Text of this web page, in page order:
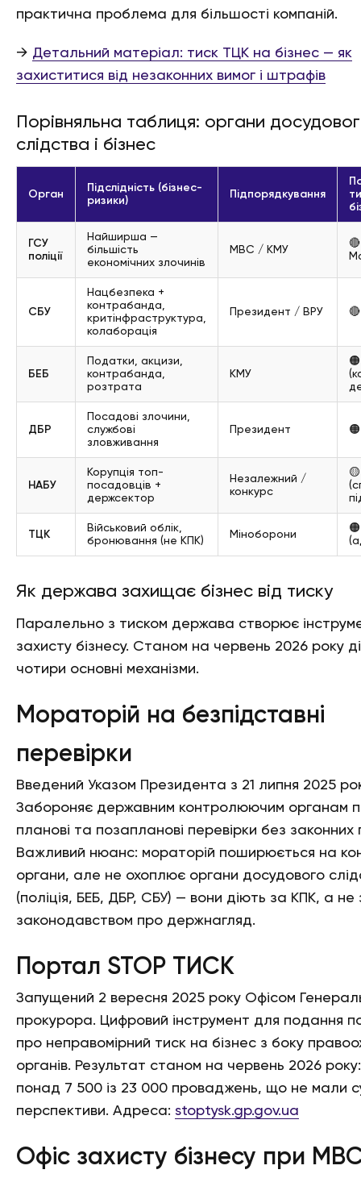
практична проблема для більшості компаній.
→ Детальний матеріал: тиск ТЦК на бізнес — як
захиститися від незаконних вимог і штрафів
Порівняльна таблиця: органи
слідства і бізнес
Орган
Підслідність (бізнес-
ризики)
Підпорядкування
ГСУ
поліції
Найширша —
більшість
економічних злочинів
МВС / КМУ
🔴
СБУ
Нацбезпека +
контрабанда,
критінфраструктура,
колаборація
Президент / ВРУ
БЕБ
Податки, акцизи,
контрабанда,
розтрата
КМУ
ДБР
Посадові злочини,
службові
зловживання
Президент
НАБУ
Корупція топ-
посадовців +
держсектор
Незалежний /
конкурс
ТЦК
Військовий облік,
бронювання (не КПК)
Міноборони
Як держава захищає бізнес від тиску
Паралельно з тиском держава створює
захисту бізнесу. Станом на червень 2026 року
чотири основні механізми.
Мораторій на безпідставні
перевірки
Введений Указом Президента з 21 липня 2025
Забороняє державним контролюючим органам
планові та позапланові перевірки без законних
Важливий нюанс: мораторій поширюється на
органи, але не охоплює органи досудового
(поліція, БЕБ, ДБР, СБУ) — вони діють за КПК, а не
законодавством про держнагляд.
Портал STOP ТИСК
Запущений 2 вересня 2025 року Офісом
прокурора. Цифровий інструмент для подання
про неправомірний тиск на бізнес з боку
органів. Результат станом на червень 2026
понад 7 500 із 23 000 проваджень, що не мали
перспективи. Адреса: stoptysk.gp.gov.ua
Офіс захисту бізнесу при